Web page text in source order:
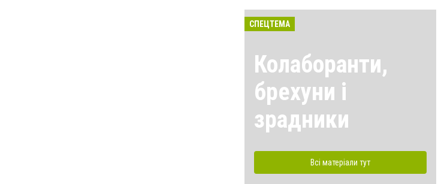
СПЕЦТЕМА
Колаборанти,
брехуни і
зрадники
Всі матеріали тут